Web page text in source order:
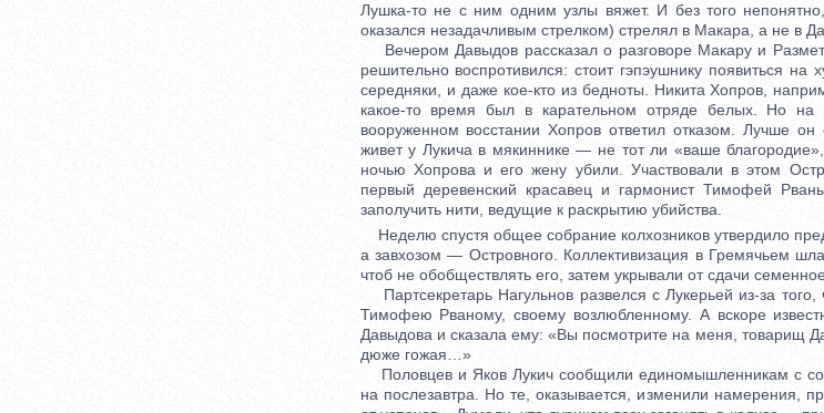
Лушка-то не с ним одним узлы вяжет. И без того
оказался незадачливым стрелком) стрелял в Макара, а не в
Вечером Давыдов рассказал о разговоре Макару и
решительно воспротивился: стоит гэпэушнику появиться
середняки, и даже кое-кто из бедноты. Никита Хопров,
какое-то время был в карательном отряде белых. Но на
вооруженном восстании Хопров ответил отказом. Лучше
живет у Лукича в мякиннике — не тот ли «ваше
ночью Хопрова и его жену убили. Участвовали в этом
первый деревенский красавец и гармонист Тимофей
заполучить нити, ведущие к раскрытию убийства.
Неделю спустя общее собрание колхозников утвердило
а завхозом — Островного. Коллективизация в Гремячьем
чтоб не обобществлять его, затем укрывали от сдачи
Партсекретарь Нагульнов развелся с Лукерьей из-за
Тимофею Рваному, своему возлюбленному. А вскоре
Давыдова и сказала ему: «Вы посмотрите на меня, товарищ
дюже гожая…»
Половцев и Яков Лукич сообщили единомышленникам с
на послезавтра. Но те, оказывается, изменили намерения,